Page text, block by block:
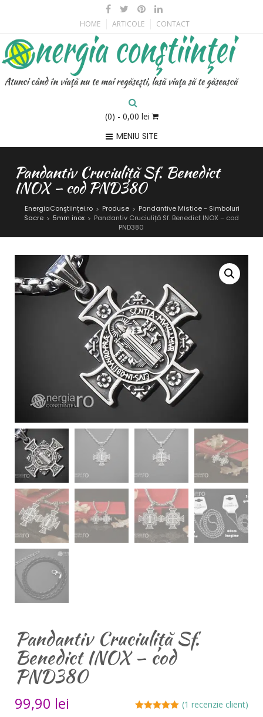
HOME ARTICOLE CONTACT
(0) - 0,00 lei
MENIU SITE
Pandantiv Cruciuliță Sf. Benedict
INOX – cod PND380
EnergiaConştiinţei.ro > Produse > Pandantive Mistice - Simboluri
Sacre > 5mm inox > Pandantiv Cruciuliță Sf. Benedict INOX – cod
PND380
Pandantiv Cruciuliță Sf.
Benedict INOX – cod
PND380
(1 recenzie client)
99,90 lei